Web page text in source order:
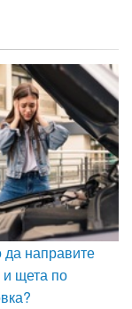
да направите
щета по